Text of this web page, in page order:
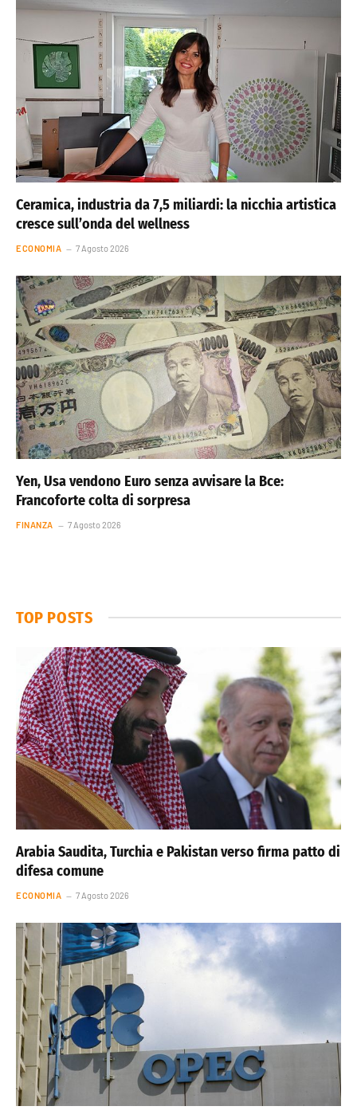
Ceramica, industria da 7,5 miliardi: la nicchia artistica
cresce sull’onda del wellness
ECONOMIA 7 Agosto 2026
Yen, Usa vendono Euro senza avvisare la Bce:
Francoforte colta di sorpresa
FINANZA 7 Agosto 2026
TOP POSTS
Arabia Saudita, Turchia e Pakistan verso firma patto di
difesa comune
ECONOMIA 7 Agosto 2026